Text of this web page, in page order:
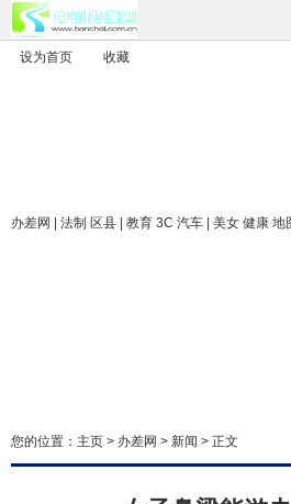
设为首页 收藏
办差网 | 法制 区县 | 教育 3C 汽车 | 美女 健康
您的位置： 主页 > 办差网 > 新闻 > 正文